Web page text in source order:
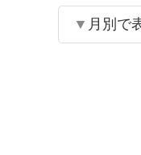
月別で